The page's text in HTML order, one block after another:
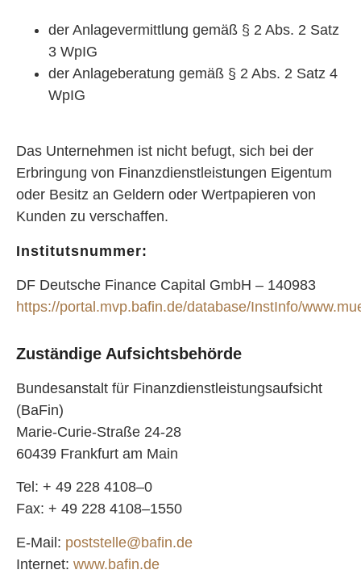
der Anlagevermittlung gemäß § 2 Abs. 2 Satz
3 WpIG
der Anlageberatung gemäß § 2 Abs. 2 Satz 4
WpIG
Das Unternehmen ist nicht befugt, sich bei der
Erbringung von Finanzdienstleistungen Eigentum
oder Besitz an Geldern oder Wertpapieren von
Kunden zu verschaffen.
Institutsnummer:
DF Deutsche Finance Capital GmbH – 140983
https://portal.mvp.bafin.de/database/InstInfo/
Zuständige Aufsichtsbehörde
Bundesanstalt für Finanzdienstleistungsaufsicht
(BaFin)
Marie-Curie-Straße 24-28
60439 Frankfurt am Main
Tel: + 49 228 4108–0
Fax: + 49 228 4108–1550
E-Mail: poststelle@bafin.de
Internet: www.bafin.de